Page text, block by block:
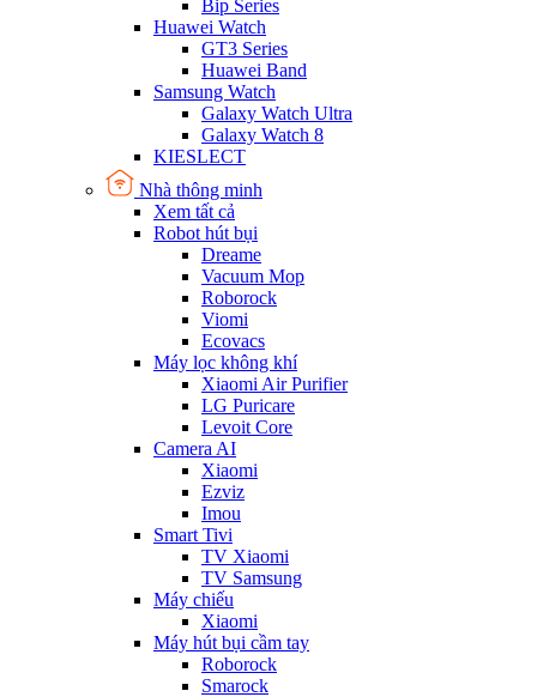
Bip Series
Huawei Watch
GT3 Series
Huawei Band
Samsung Watch
Galaxy Watch Ultra
Galaxy Watch 8
KIESLECT
Nhà thông minh
Xem tất cả
Robot hút bụi
Dreame
Vacuum Mop
Roborock
Viomi
Ecovacs
Máy lọc không khí
Xiaomi Air Purifier
LG Puricare
Levoit Core
Camera AI
Xiaomi
Ezviz
Imou
Smart Tivi
TV Xiaomi
TV Samsung
Máy chiếu
Xiaomi
Máy hút bụi cầm tay
Roborock
Smarock